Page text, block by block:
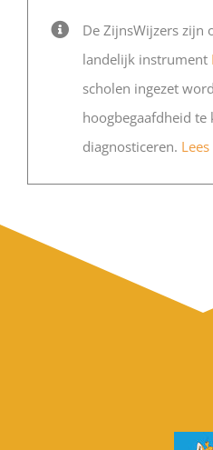
De ZijnsWijzers zijn
landelijk instrument
scholen ingezet
hoogbegaafdheid te
diagnosticeren.